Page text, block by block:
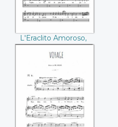
L'Eraclito Amoroso,
Ariette (Barbara
Strozzi)
Voyage (Georges
Bizet)